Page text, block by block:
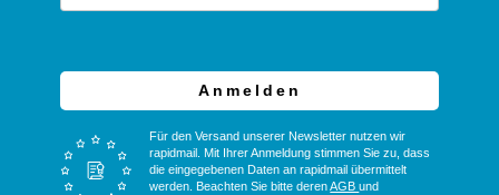
Anmelden
Für den Versand unserer Newsletter nutzen wir
rapidmail. Mit Ihrer Anmeldung stimmen Sie zu, dass
die eingegebenen Daten an rapidmail übermittelt
werden. Beachten Sie bitte derenAGBund